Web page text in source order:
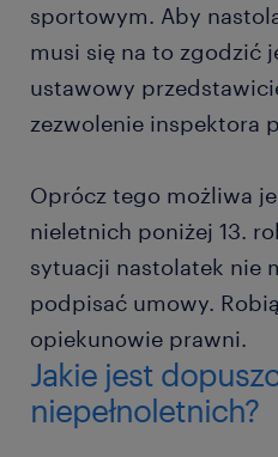
sportowym. Aby
musi się na to zgodzić
ustawowy
zezwolenie inspektora
Oprócz tego możliwa
nieletnich poniżej 13.
sytuacji nastolatek nie
podpisać umowy.
opiekunowie prawni.
Jakie jest
niepełnoletnich?